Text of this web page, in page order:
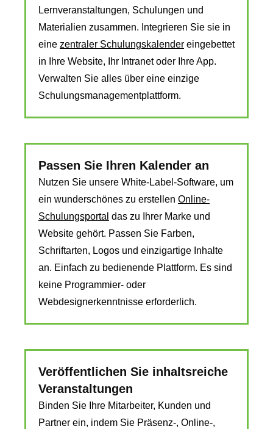
Lernveranstaltungen, Schulungen und
Materialien zusammen. Integrieren Sie sie in
eine zentraler Schulungskalender eingebettet
in Ihre Website, Ihr Intranet oder Ihre App.
Verwalten Sie alles über eine einzige
Schulungsmanagementplattform.
Passen Sie Ihren Kalender an
Nutzen Sie unsere White-Label-Software, um
ein wunderschönes zu erstellen Online-
Schulungsportal das zu Ihrer Marke und
Website gehört. Passen Sie Farben,
Schriftarten, Logos und einzigartige Inhalte
an. Einfach zu bedienende Plattform. Es sind
keine Programmier- oder
Webdesignerkenntnisse erforderlich.
Veröffentlichen Sie inhaltsreiche
Veranstaltungen
Binden Sie Ihre Mitarbeiter, Kunden und
Partner ein, indem Sie Präsenz-, Online-,